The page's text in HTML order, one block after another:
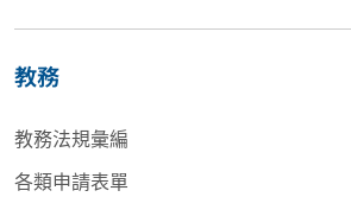
教務
教務法規彙編
各類申請表單